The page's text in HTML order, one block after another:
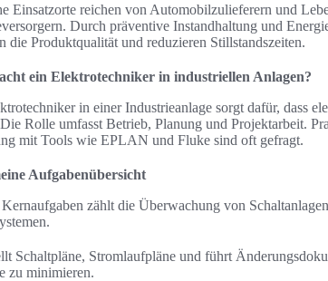
Einsatzorte reichen von Automobilzulieferern und
Durch präventive Instandhaltung und
die Produktqualität und reduzieren Stillstandszeiten.
ein Elektrotechniker in industriellen Anlagen?
in einer Industrieanlage sorgt dafür, dass
Rolle umfasst Betrieb, Planung und Projektarbeit.
mit Tools wie EPLAN und Fluke sind oft gefragt.
Aufgabenübersicht
zählt die Überwachung von
Schaltpläne, Stromlaufpläne und führt
zu minimieren.